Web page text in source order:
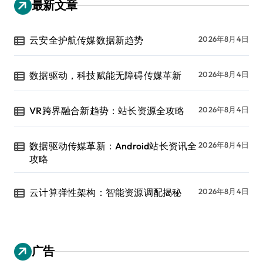
最新文章
云安全护航传媒数据新趋势 2026年8月4日
数据驱动，科技赋能无障碍传媒革新 2026年8月4日
VR跨界融合新趋势：站长资源全攻略 2026年8月4日
数据驱动传媒革新：Android站长资讯全
攻略
2026年8月4日
云计算弹性架构：智能资源调配揭秘 2026年8月4日
广告